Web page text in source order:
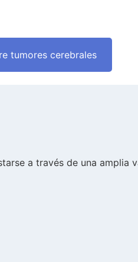
tumores cerebrales
a través de una amplia